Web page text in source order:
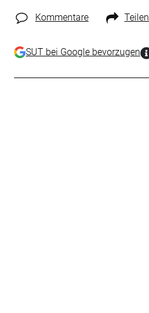
Kommentare Teilen
SUT bei Google bevorzugen